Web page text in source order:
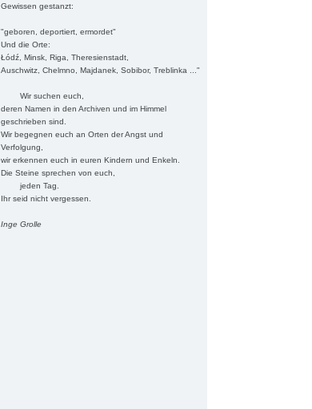
Gewissen gestanzt:
"geboren, deportiert, ermordet"
Und die Orte:
Łódź, Minsk, Riga, Theresienstadt,
Auschwitz, Chelmno, Majdanek, Sobibor, Treblinka ..."
Wir suchen euch,
deren Namen in den Archiven und im Himmel
geschrieben sind.
Wir begegnen euch an Orten der Angst und
Verfolgung,
wir erkennen euch in euren Kindern und Enkeln.
Die Steine sprechen von euch,
jeden Tag.
Ihr seid nicht vergessen.
Inge Grolle